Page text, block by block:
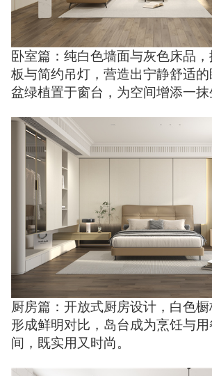
卧室篇：纯白色墙面与灰色床品
板与简约吊灯，营造出宁静舒适
盆绿植置于窗台，为空间增添一抹
厨房篇：开放式厨房设计，白色
形成鲜明对比，岛台成为烹饪与
间，既实用又时尚。